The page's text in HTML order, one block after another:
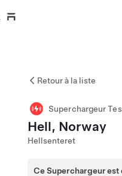
Retour à la liste
Superchargeur
Hell, Norway
Hellsenteret
Ce Superchargeur est